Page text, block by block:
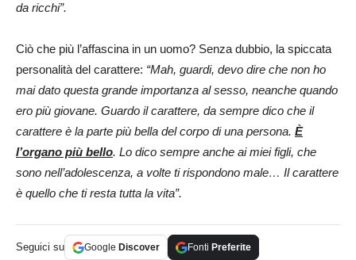
da ricchi”.
Ciò che più l’affascina in un uomo? Senza dubbio, la spiccata
personalità del carattere: “Mah, guardi, devo dire che non ho
mai dato questa grande importanza al sesso, neanche quando
ero più giovane. Guardo il carattere, da sempre dico che il
carattere è la parte più bella del corpo di una persona. È
l’organo più bello. Lo dico sempre anche ai miei figli, che
sono nell’adolescenza, a volte ti rispondono male… Il carattere
è quello che ti resta tutta la vita”.
Seguici su Google Discover Fonti Preferite